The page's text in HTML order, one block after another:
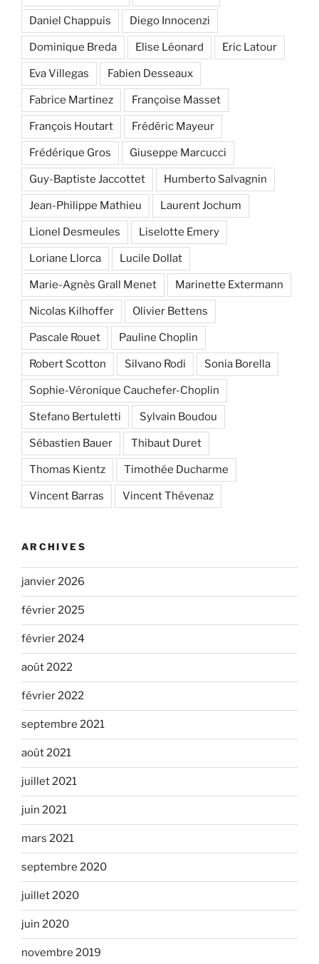
Daniel Chappuis Diego Innocenzi
Dominique Breda Elise Léonard Eric Latour
Eva Villegas Fabien Desseaux
Fabrice Martinez Françoise Masset
François Houtart Frédéric Mayeur
Frédérique Gros Giuseppe Marcucci
Guy-Baptiste Jaccottet Humberto Salvagnin
Jean-Philippe Mathieu Laurent Jochum
Lionel Desmeules Liselotte Emery
Loriane Llorca Lucile Dollat
Marie-Agnès Grall Menet Marinette Extermann
Nicolas Kilhoffer Olivier Bettens
Pascale Rouet Pauline Choplin
Robert Scotton Silvano Rodi Sonia Borella
Sophie-Véronique Cauchefer-Choplin
Stefano Bertuletti Sylvain Boudou
Sébastien Bauer Thibaut Duret
Thomas Kientz Timothée Ducharme
Vincent Barras Vincent Thévenaz
ARCHIVES
janvier 2026
février 2025
février 2024
août 2022
février 2022
septembre 2021
août 2021
juillet 2021
juin 2021
mars 2021
septembre 2020
juillet 2020
juin 2020
novembre 2019